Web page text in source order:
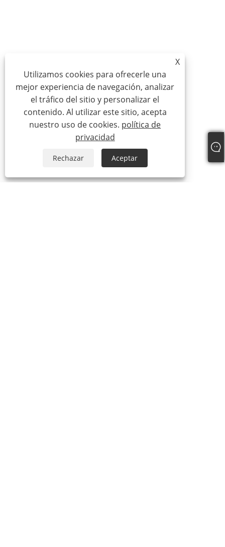
X
Utilizamos cookies para ofrecerle una
mejor experiencia de navegación, analizar
el tráfico del sitio y personalizar el
contenido. Al utilizar este sitio, acepta
nuestro uso de cookies. política de
privacidad
Rechazar Aceptar